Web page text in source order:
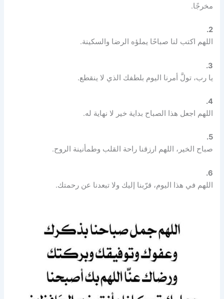
مخرجًا.
2.
اللهم اكتب لنا صباحًا يملؤه الرضا والسكينة.
3.
يا رب، تولَّ أمرنا اليوم بلطفك الذي لا ينقطع.
4.
اللهم اجعل هذا الصباح بداية خير لا نهاية له.
5.
صباح الخير، اللهم ارزقنا راحة القلب وطمأنينة الروح.
6.
اللهم في هذا اليوم، قرّبنا إليك ولا تبعدنا عن رحمتك.